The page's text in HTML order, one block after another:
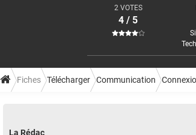
2 VOTES
4 / 5
Fiches Télécharger Communication
La Rédac